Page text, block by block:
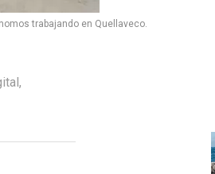
trabajando en Quellaveco.
,